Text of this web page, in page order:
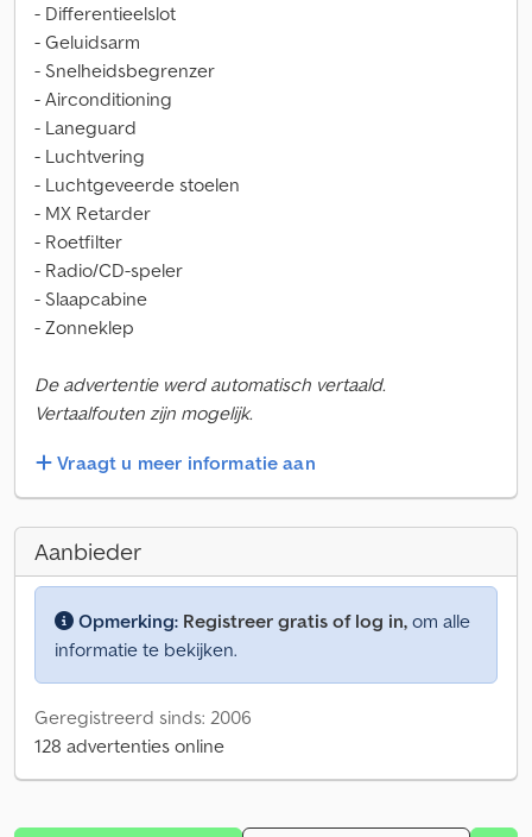
- Differentieelslot
- Geluidsarm
- Snelheidsbegrenzer
- Airconditioning
- Laneguard
- Luchtvering
- Luchtgeveerde stoelen
- MX Retarder
- Roetfilter
- Radio/CD-speler
- Slaapcabine
- Zonneklep
De advertentie werd automatisch vertaald.
Vertaalfouten zijn mogelijk.
Vraagt u meer informatie aan
Aanbieder
Opmerking: Registreer gratis of log in, om alle
informatie te bekijken.
Geregistreerd sinds: 2006
128 advertenties online